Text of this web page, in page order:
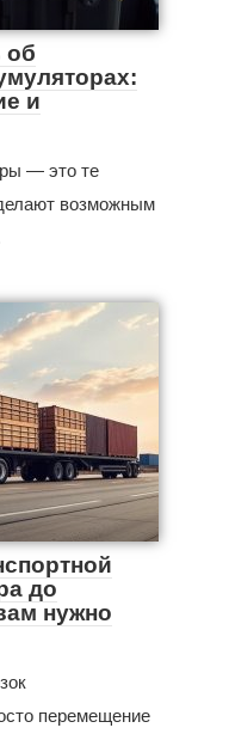
об
и
— это те
возможным
до
нужно
перемещение